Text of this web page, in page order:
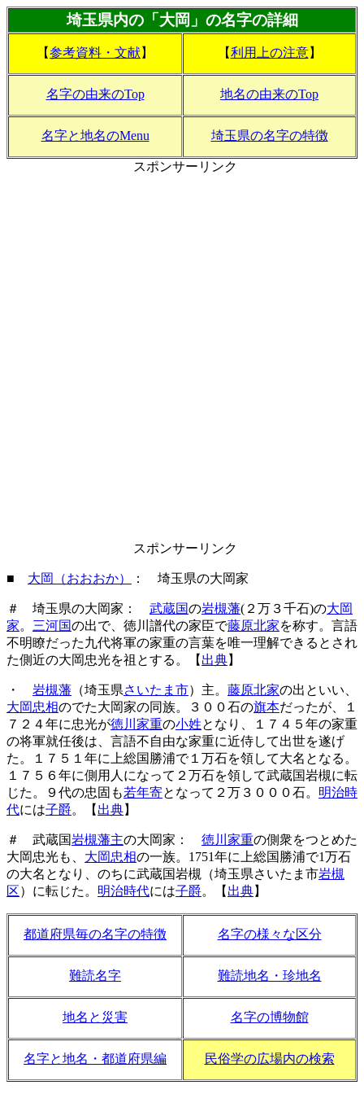
埼玉県内の「大岡」の名字の詳細
【参考資料・文献】 【利用上の注意】
名字の由来のTop 地名の由来のTop
名字と地名のMenu 埼玉県の名字の特徴
スポンサーリンク
スポンサーリンク
■ 大岡（おおおか） ： 埼玉県の大岡家
＃ 埼玉県の大岡家： 武蔵国の岩槻藩(２万３千石)の大岡
家。 三河国の出で、徳川譜代の家臣で藤原北家を称す。言語
不明瞭だった九代将軍の家重の言葉を唯一理解できるとされ
た側近の大岡忠光を祖とする。【 出典】
・ 岩槻藩 （埼玉県さいたま市）主。 藤原北家の出といい、
大岡忠相のでた大岡家の同族。３００石の旗本だったが、１
７２４年に忠光が徳川家重の小姓となり、１７４５年の家重
の将軍就任後は、言語不自由な家重に近侍して出世を遂げ
た。１７５１年に上総国勝浦で１万石を領して大名となる。
１７５６年に側用人になって２万石を領して武蔵国岩槻に転
じた。９代の忠固も若年寄となって２万３０００石。 明治時
代には子爵。【 出典】
＃ 武蔵国岩槻藩主の大岡家： 徳川家重の側衆をつとめた
大岡忠光も、 大岡忠相の一族。1751年に上総国勝浦で1万石
の大名となり、のちに武蔵国岩槻（埼玉県さいたま市岩槻
区）に転じた。 明治時代には子爵。【 出典】
都道府県毎の名字の特徴 名字の様々な区分
難読名字 難読地名・珍地名
地名と災害 名字の博物館
名字と地名・都道府県編 民俗学の広場内の検索